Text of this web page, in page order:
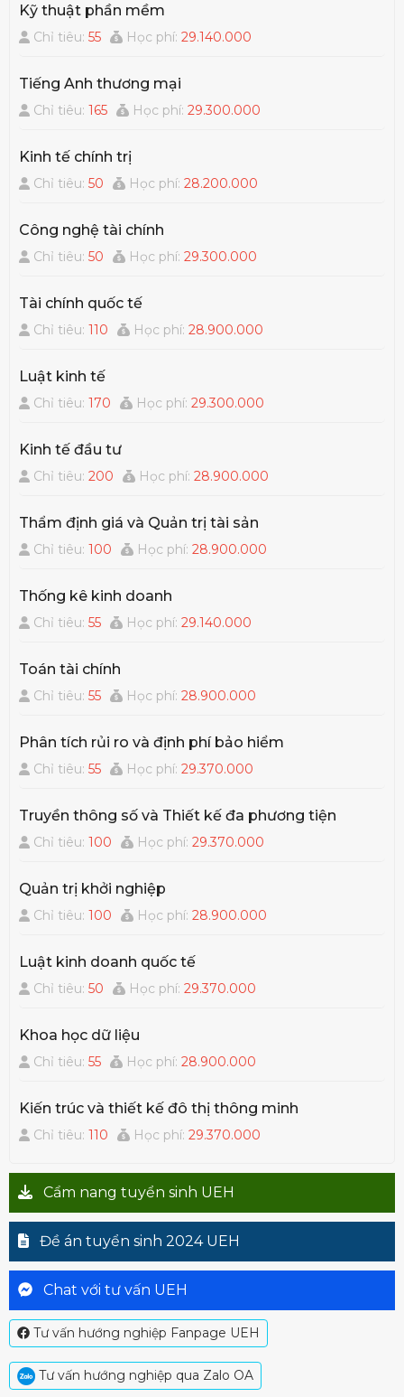
Kỹ thuật phần mềm
Chỉ tiêu:55 Học phí:29.140.000
Tiếng Anh thương mại
Chỉ tiêu:165 Học phí:29.300.000
Kinh tế chính trị
Chỉ tiêu:50 Học phí:28.200.000
Công nghệ tài chính
Chỉ tiêu:50 Học phí:29.300.000
Tài chính quốc tế
Chỉ tiêu:110 Học phí:28.900.000
Luật kinh tế
Chỉ tiêu:170 Học phí:29.300.000
Kinh tế đầu tư
Chỉ tiêu:200 Học phí:28.900.000
Thẩm định giá và Quản trị tài sản
Chỉ tiêu:100 Học phí:28.900.000
Thống kê kinh doanh
Chỉ tiêu:55 Học phí:29.140.000
Toán tài chính
Chỉ tiêu:55 Học phí:28.900.000
Phân tích rủi ro và định phí bảo hiểm
Chỉ tiêu:55 Học phí:29.370.000
Truyền thông số và Thiết kế đa phương tiện
Chỉ tiêu:100 Học phí:29.370.000
Quản trị khởi nghiệp
Chỉ tiêu:100 Học phí:28.900.000
Luật kinh doanh quốc tế
Chỉ tiêu:50 Học phí:29.370.000
Khoa học dữ liệu
Chỉ tiêu:55 Học phí:28.900.000
Kiến trúc và thiết kế đô thị thông minh
Chỉ tiêu:110 Học phí:29.370.000
Cẩm nang tuyển sinh UEH
Đề án tuyển sinh 2024 UEH
Chat với tư vấn UEH
Tư vấn hướng nghiệp Fanpage UEH
Tư vấn hướng nghiệp qua Zalo OA